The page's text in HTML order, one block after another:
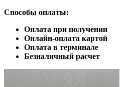
Способы оплаты:
Оплата при получении
Онлайн-оплата картой
Оплата в терминале
Безналичный расчет